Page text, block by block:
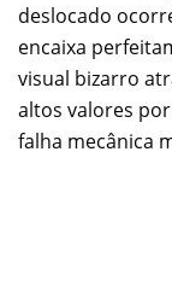
deslocado
encaixa
visual bizarro
altos valores
falha mecânica